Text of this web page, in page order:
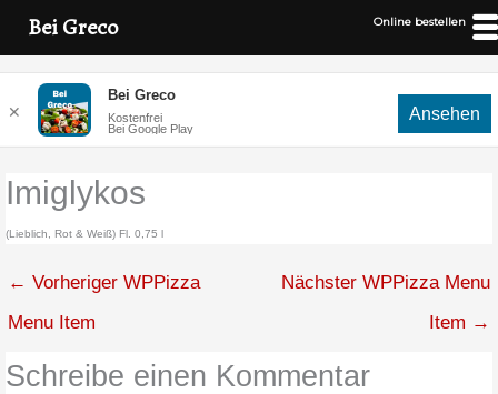
springen
Imiglykos
(Lieblich, Rot & Weiß) Fl. 0,75 l
← Vorheriger WPPizza
Menu Item
Nächster WPPizza Menu
Item →
Schreibe einen Kommentar
Bei Greco Online bestellen
✕
Bei Greco
Kostenfrei
Bei Google Play
Ansehen